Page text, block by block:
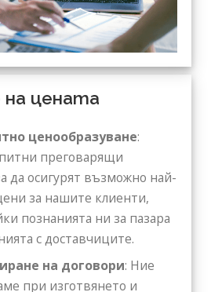
на цената
ценообразуване:
преговарящи
да осигурят възможно най-
за нашите клиенти,
познанията ни за пазара
с доставчиците.
на договори: Ние
при изготвянето и